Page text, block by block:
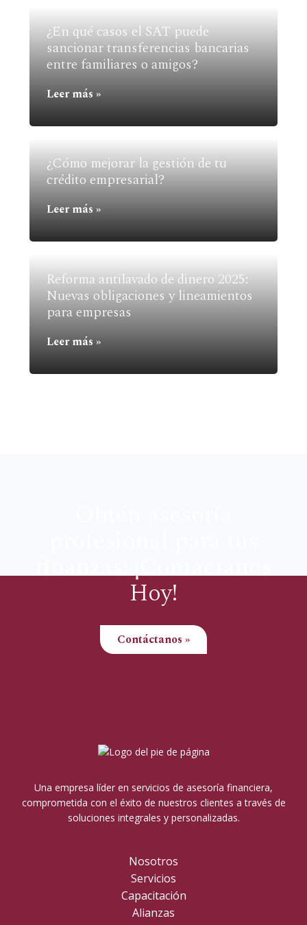
¿En qué casos el SAT puede
sancionar transferencias bancarias
entre familiares o amigos?
Leer más »
¿Cómo mejorar la gestión de tu
crédito empresarial?
Leer más »
Reforma antilavado de dinero 2025:
Nuevas obligaciones y lineamientos
para empresas
Leer más »
finanzas: ¡Contáctanos
Hoy!
Contáctanos »
Una empresa líder en servicios de asesoría financiera,
comprometida con el éxito de nuestros clientes a través de
soluciones integrales y personalizadas.
Nosotros
Servicios
Capacitación
Alianzas